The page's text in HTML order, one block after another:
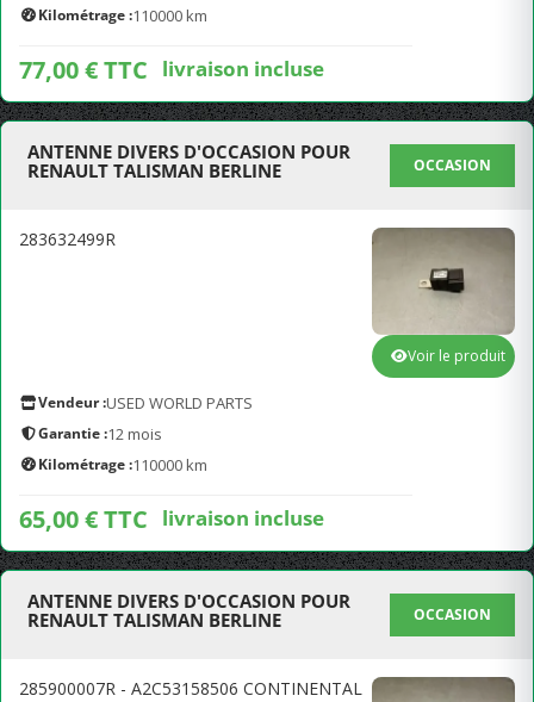
Kilométrage :110000 km
77,00 € TTC livraison incluse
ANTENNE DIVERS D'OCCASION POUR
RENAULT TALISMAN BERLINE
OCCASION
283632499R
Vendeur :USED WORLD PARTS
Garantie :12 mois
Kilométrage :110000 km
65,00 € TTC livraison incluse
Voir le produit
ANTENNE DIVERS D'OCCASION POUR
RENAULT TALISMAN BERLINE
OCCASION
285900007R - A2C53158506 CONTINENTAL